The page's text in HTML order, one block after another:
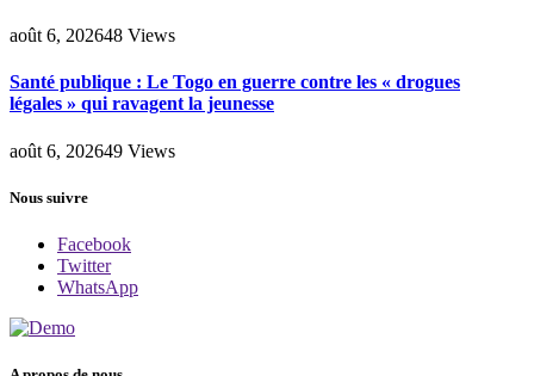
août 6, 202648 Views
Santé publique : Le Togo en guerre contre les « drogues
légales » qui ravagent la jeunesse
août 6, 202649 Views
Nous suivre
Facebook
Twitter
WhatsApp